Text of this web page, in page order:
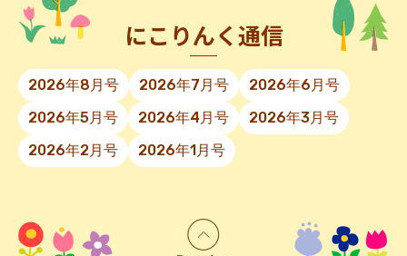
にこりんく通信
2026年8月号 2026年7月号
2026年6月号
2026年5月号
2026年4月号
2026年3月号
2026年2月号
2026年1月号